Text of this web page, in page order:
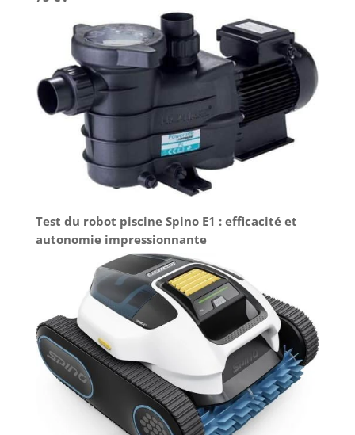
Test du robot piscine Spino E1 : efficacité et
autonomie impressionnante